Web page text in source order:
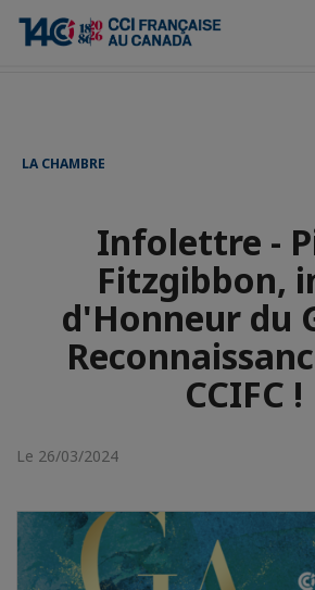
Accueil
Actualités
Infolettre - Pierre Fitzgibbon, invité
LA CHAMBRE
Infolettre -
Fitzgibbon,
d'Honneur du
CCIFC !
Le 26/03/2024